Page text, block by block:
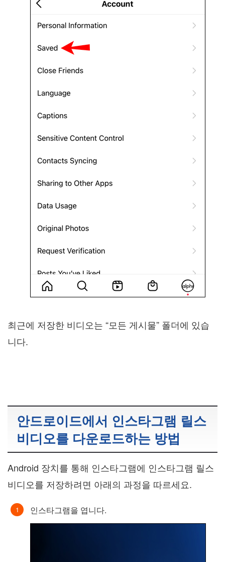
최근에 저장한 비디오는 “모든 게시물” 폴더에 있습
니다.
안드로이드에서 인스타그램 릴스
비디오를 다운로드하는 방법
Android 장치를 통해 인스타그램에 인스타그램 릴스
비디오를 저장하려면 아래의 과정을 따르세요.
인스타그램을 엽니다.